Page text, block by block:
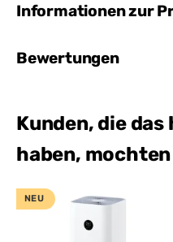
Informationen zur
Bewertungen
Kunden, die
haben,
NEU